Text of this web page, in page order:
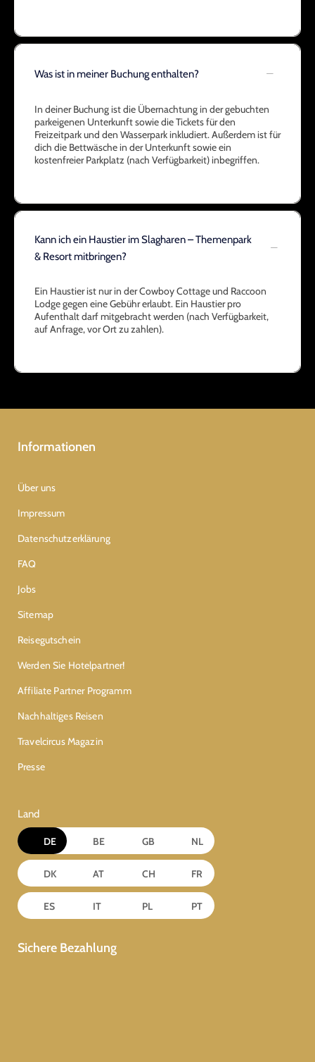
Was ist in meiner Buchung enthalten?
In deiner Buchung ist die Übernachtung in der gebuchten
parkeigenen Unterkunft sowie die Tickets für den
Freizeitpark und den Wasserpark inkludiert. Außerdem ist für
dich die Bettwäsche in der Unterkunft sowie ein
kostenfreier Parkplatz (nach Verfügbarkeit) inbegriffen.
Kann ich ein Haustier im Slagharen – Themenpark
& Resort mitbringen?
Ein Haustier ist nur in der Cowboy Cottage und Raccoon
Lodge gegen eine Gebühr erlaubt. Ein Haustier pro
Aufenthalt darf mitgebracht werden (nach Verfügbarkeit,
auf Anfrage, vor Ort zu zahlen).
Informationen
Über uns
Impressum
Datenschutzerklärung
FAQ
Jobs
Sitemap
Reisegutschein
Werden Sie Hotelpartner!
Affiliate Partner Programm
Nachhaltiges Reisen
Travelcircus Magazin
Presse
Land
DE BE GB NL
DK AT CH FR
ES IT PL PT
Sichere Bezahlung